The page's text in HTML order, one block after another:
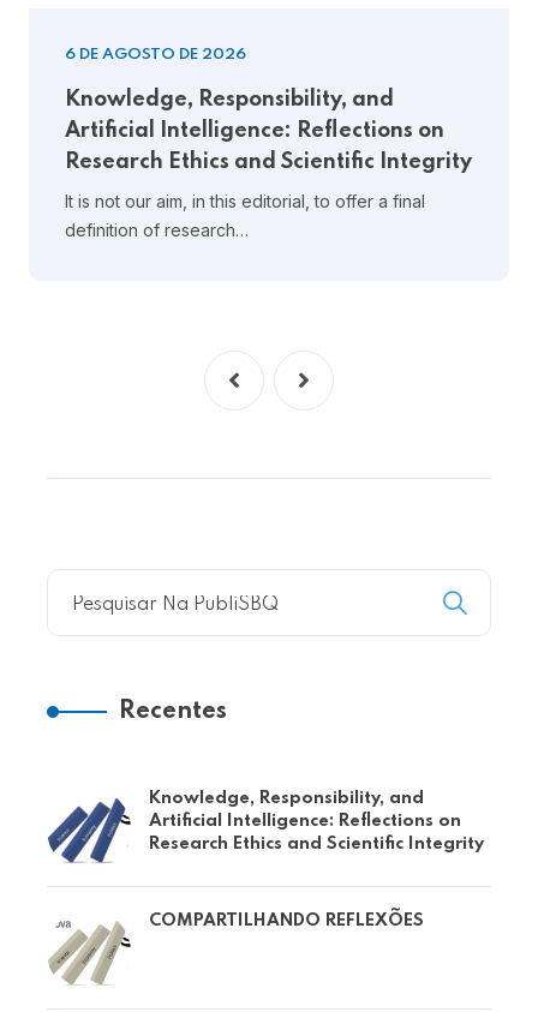
6 DE AGOSTO DE 2026
Knowledge, Responsibility, and
Artificial Intelligence: Reflections on
Research Ethics and Scientific Integrity
It is not our aim, in this editorial, to offer a final
definition of research…
Recentes
Knowledge, Responsibility, and
Artificial Intelligence: Reflections on
Research Ethics and Scientific Integrity
COMPARTILHANDO REFLEXÕES